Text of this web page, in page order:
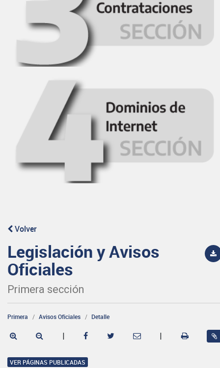
Volver
Legislación y Avisos
Oficiales
Primera sección
Primera Avisos Oficiales Detalle
| |
VER PÁGINAS PUBLICADAS